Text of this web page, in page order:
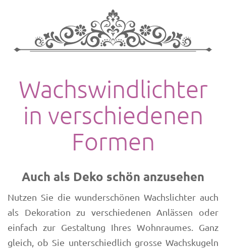
Wachswindlichter
in verschiedenen
Formen
Auch als Deko schön anzusehen
Nutzen Sie die wunderschönen Wachslichter auch
als Dekoration zu verschiedenen Anlässen oder
einfach zur Gestaltung Ihres Wohnraumes. Ganz
gleich, ob Sie unterschiedlich grosse Wachskugeln